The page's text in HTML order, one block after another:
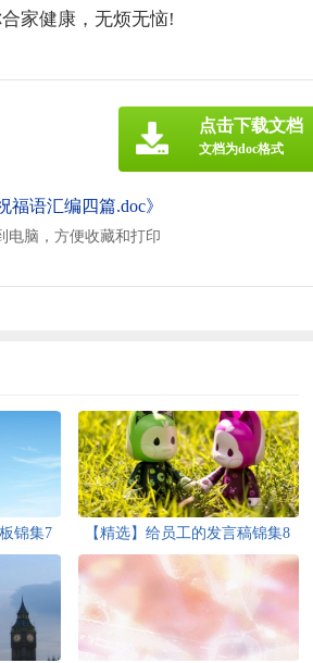
家健康，无烦无恼!
福语汇编四篇.doc》
电脑，方便收藏和打印
点击下载文档
文档为doc格式
锦集7
【精选】给员工的发言稿锦集8